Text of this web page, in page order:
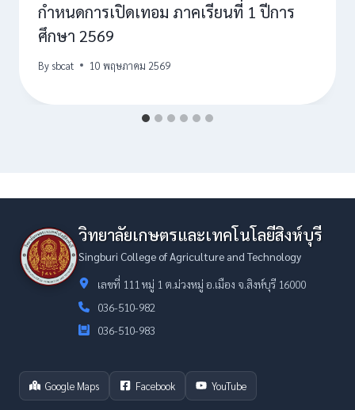
กำหนดการเปิดเทอม ภาคเรียนที่ 1 ปีการ
ศึกษา 2569
By sbcat 10 พฤษภาคม 2569
วิทยาลัยเกษตรและเทคโนโลยีสิงห์บุรี
Singburi College of Agriculture and Technology
เลขที่ 111 หมู่ 1 ต.ม่วงหมู่ อ.เมือง จ.สิงห์บุรี 16000
036-510-982
036-510-983
Google Maps Facebook YouTube